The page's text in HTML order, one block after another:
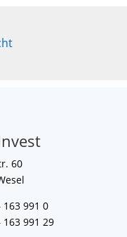
60
163 991 0
163 991 29